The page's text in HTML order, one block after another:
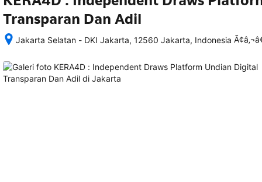
Transparan Dan Adil
Jakarta Selatan - DKI Jakarta, 12560 Jakarta, Indonesia
memesan,
rincian